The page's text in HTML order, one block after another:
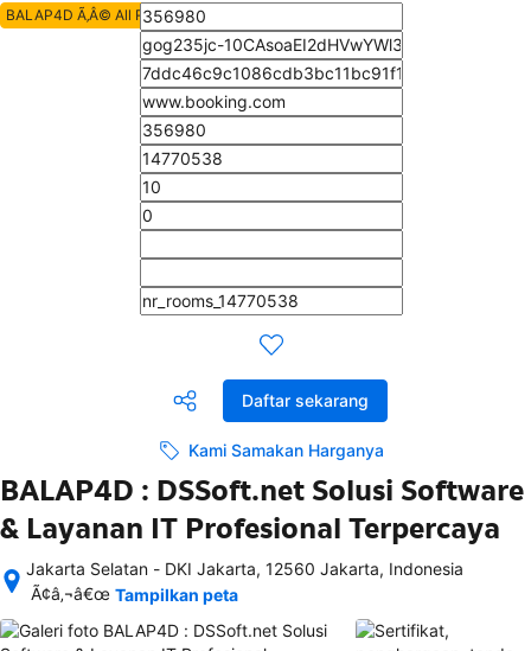
Daftar sekarang
Kami Samakan Harganya
BALAP4D Ã‚Â© All Rights Reserved
BALAP4D : DSSoft.net Solusi Software
& Layanan IT Profesional Terpercaya
Jakarta Selatan - DKI Jakarta, 12560 Jakarta, Indonesia
Setelah
semua
Ã¢â‚¬â€œ Tampilkan peta